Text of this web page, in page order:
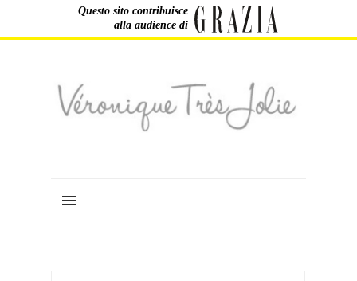
Questo sito contribuisce
alla audience di